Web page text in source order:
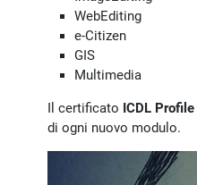
WebEditing
e-Citizen
GIS
Multimedia
Il certificato ICDL Profile
di ogni nuovo modulo.